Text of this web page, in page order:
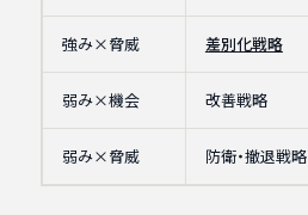
強み×脅威 差別化戦略
弱み×機会 改善戦略
弱み×脅威 防衛・撤退戦略